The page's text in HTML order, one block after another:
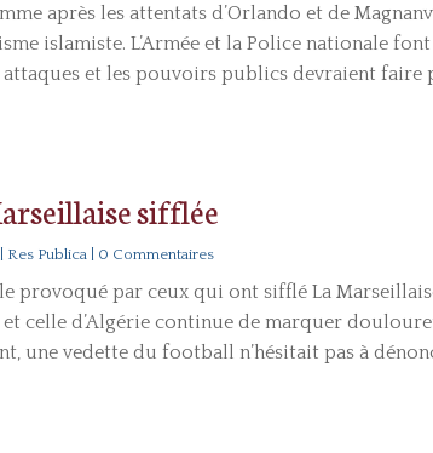
après les attentats d’Orlando et de
islamiste. L’Armée et la Police nationale
et les pouvoirs publics devraient faire
sifflée
Res Publica | 0 Commentaires
provoqué par ceux qui ont sifflé La
et celle d’Algérie continue de marquer
une vedette du football n’hésitait pas à